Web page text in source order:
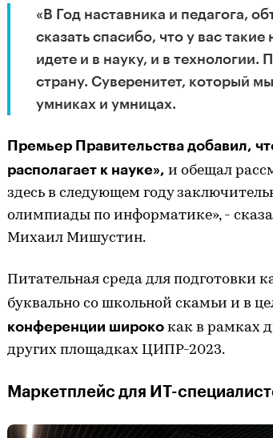
«В Год наставника и педагога,
сказать спасибо, что у вас
идете и в науку, и в технологии.
страну. Суверенитет, который
умниках и умницах.
Премьер Правительства добавил,
располагает к науке», и обещал
здесь в следующем году
олимпиады по информатике», -
Михаил Мишустин.
Питательная среда для подготовки
буквально со школьной скамьи и в
конференции широко как в рамках
других площадках ЦИПР-2023.
Маркетплейс для ИТ-